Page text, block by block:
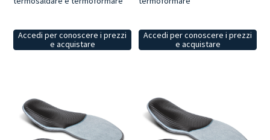
Accedi per conoscere i prezzi
e acquistare
Accedi per conoscere i prezzi
e acquistare